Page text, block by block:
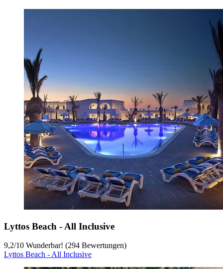
Lyttos Beach - All Inclusive
9,2/10 Wunderbar! (294 Bewertungen)
Lyttos Beach - All Inclusive